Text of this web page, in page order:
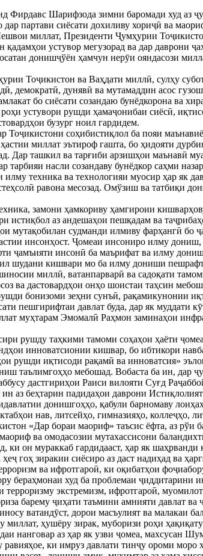
Фирдавс Шарифзода зимни баромади худ аз
дар партави сиёсати дохиливу хориҷӣ ва
миллат, Президенти Ҷумҳурии
қадамҳои устувор мегузорад ва дар даврони
донишҷўён ҳамчун нерӯи ояндасози
Тоҷикистон ва Ваҳдати миллӣ, сулҳу
демократӣ, дунявӣ ва мутамаддин асос
бо сиёсати созандаю бунёдкорона ва
устувори рушди ҳамаҷонибаи сиёсӣ,
бузург ноил гардидем.
соҳибистиқлол ба пояи
миллат эътироф гашта, бо ҳидояти
Дар ташкил ва тарғиби арзишҳои маънавӣ
насли созандаву бунёдкор саҳми
техника ва технологияи муосир ҳар як
равона месозад. Омўзиш ва татбиқи
замони ҳамкориву ҳамгироии
истиқбол аз андешаҳои пешқадам ва
мутақобилан судманди илмиву фарҳангӣ бо
инсонҳост. Ҷомеаи инсониро илму дониш,
ҷамъияти инсонӣ ба маърифат ва илму
шудани кишвари мо ба илму дониши
миллӣ, ватанпарварӣ ва садоқати
ва дастовардҳои онҳо шоистаи таҳсин
бонизоми зеҳни сунъӣ, рақамикунонии
пешгирифтаи давлат буда, дар як муддати
муҳтарам Эмомалӣ Раҳмон заминаҳои
рушду таҳкими тамоми соҳаҳои ҳаёти
инноватсионии кишвар, бо ибтикори
рушди иқтисоди рақамӣ ва инноватсия»
таълимгоҳҳо мебошад. Вобаста ба ин, дар
дастгириҳои Раиси вилояти Суғд
аз беҳтарин падидаҳои даврони
донишгоҳҳо, қабули барномаву
нав, литсейҳо, гимназияҳо, коллеҷҳо,
«Дар бораи маориф» таъсис ёфта, аз рўи
ва омодасозии мутахассисони
ки он мураккаб гардидааст, ҳар як
гоҳ зиракии сиёсиро аз даст надиҳад ва
ва ифротгароӣ, ки оқибатҳои
бераҳмонаи худ ба проблемаи ҷиддитарини
терроризму экстремизм, ифротгароӣ,
барему ҷиҳати таъмини амнияти давлат ва
ватандӯст, дорои масъулият ва малакаи
ҳушёру зирак, муборизи роҳи
нанговар аз ҳар як узви ҷомеа, махсусан
равияҳое, ки имруз давлати тинҷу ороми